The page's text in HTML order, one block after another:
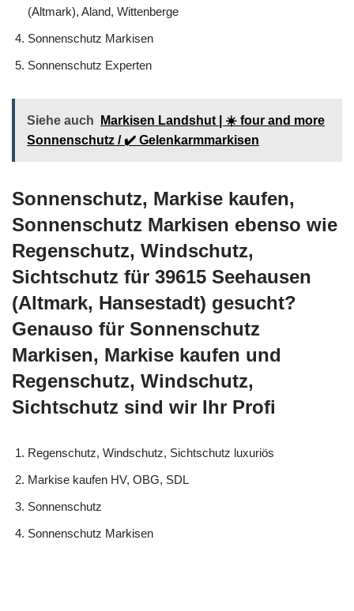
(Altmark), Aland, Wittenberge
Sonnenschutz Markisen
Sonnenschutz Experten
Siehe auch
Markisen Landshut | ☀️ four and more
Sonnenschutz / ✔️ Gelenkarmmarkisen
Sonnenschutz, Markise kaufen,
Sonnenschutz Markisen ebenso wie
Regenschutz, Windschutz,
Sichtschutz für 39615 Seehausen
(Altmark, Hansestadt) gesucht?
Genauso für Sonnenschutz
Markisen, Markise kaufen und
Regenschutz, Windschutz,
Sichtschutz sind wir Ihr Profi
Regenschutz, Windschutz, Sichtschutz luxuriös
Markise kaufen HV, OBG, SDL
Sonnenschutz
Sonnenschutz Markisen